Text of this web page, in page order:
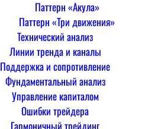
Паттерн «Акула»
Паттерн «Три движения»
Технический анализ
Линии тренда и каналы
Поддержка и сопротивление
Фундаментальный анализ
Управление капиталом
Ошибки трейдера
Гармоничный трейдинг